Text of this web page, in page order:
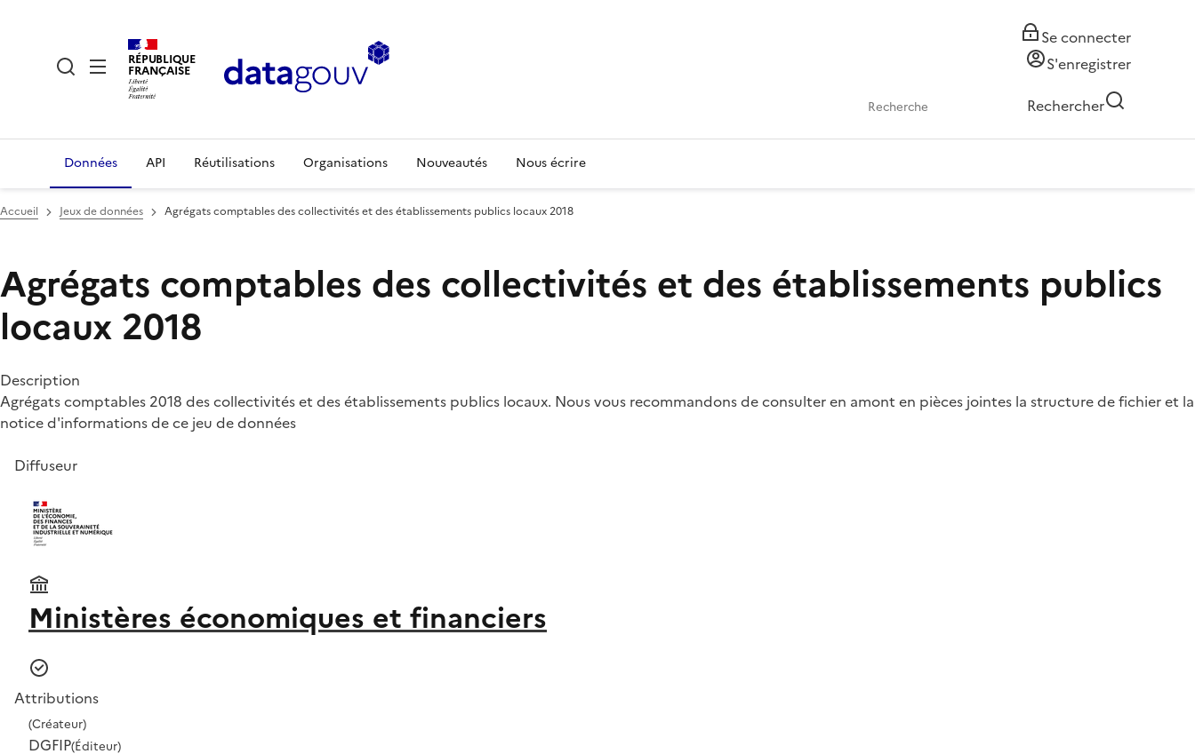
RÉPUBLIQUE
FRANÇAISE
Se connecter
S'enregistrer
Rechercher
Données API Réutilisations Organisations Nouveautés Nous écrire
Accueil Jeux de données Agrégats comptables des collectivités et des établissements publics locaux 2018
Agrégats comptables des collectivités et des établissements publics
locaux 2018
Description
Agrégats comptables 2018 des collectivités et des établissements publics locaux. Nous vous recommandons de consulter en amont en pièces jointes la structure de fichier et la
notice d'informations de ce jeu de données
Diffuseur
Ministères économiques et financiers
Attributions
(Créateur)
DGFIP(Éditeur)